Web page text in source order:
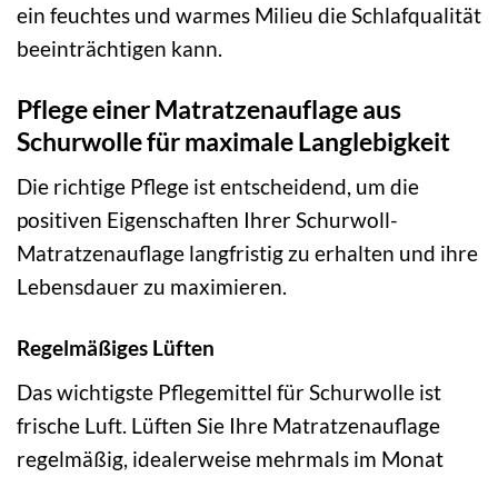
ein feuchtes und warmes Milieu die Schlafqualität
beeinträchtigen kann.
Pflege einer Matratzenauflage aus
Schurwolle für maximale Langlebigkeit
Die richtige Pflege ist entscheidend, um die
positiven Eigenschaften Ihrer Schurwoll-
Matratzenauflage langfristig zu erhalten und ihre
Lebensdauer zu maximieren.
Regelmäßiges Lüften
Das wichtigste Pflegemittel für Schurwolle ist
frische Luft. Lüften Sie Ihre Matratzenauflage
regelmäßig, idealerweise mehrmals im Monat